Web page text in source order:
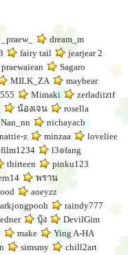
_praew_
dream_m
fairy tail
jearjear 2
praewaiean
Sagaro
MILK_ZA
maybear
Mimaki
zerladiiztf
น้องเจน
rosella
Nan_nn
nichayacb
nattie-z minzaa
loveliee
l3๏fang
thirteen
pinku123
พราน
aoeyzz
raindy777
บุ้ง
DevilGim
make
Ying A-HA
simsmy
chill2art